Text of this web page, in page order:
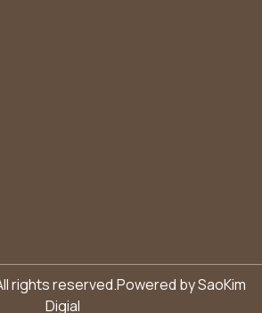
rights reserved.Powered bySaoKim
Digial